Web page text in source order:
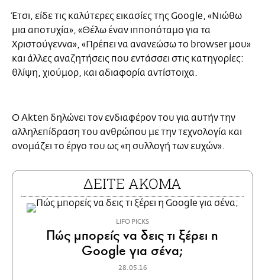
Έτσι, είδε τις καλύτερες εικασίες της Google, «Νιώθω
μια αποτυχία», «Θέλω έναν ιπποπόταμο για τα
Χριστούγεννα», «Πρέπει να ανανεώσω το browser μου»
και άλλες αναζητήσεις που εντάσσει στις κατηγορίες:
θλίψη, χιούμορ, και αδιαφορία αντίστοιχα.
Ο Akten δηλώνει τον ενδιαφέρον του για αυτήν την
αλληλεπίδραση του ανθρώπου με την τεχνολογία και
ονομάζει το έργο του ως «η συλλογή των ευχών».
ΔΕΙΤΕ ΑΚΟΜΑ
LIFO PICKS
Πώς μπορείς να δεις τι ξέρει η
Google για σένα;
28.05.16